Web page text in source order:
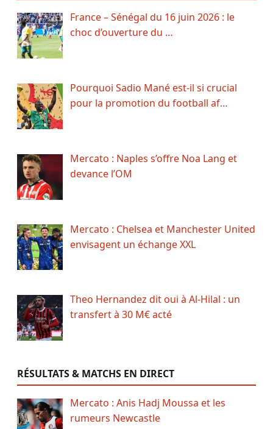
France – Sénégal du 16 juin 2026 : le
choc d’ouverture du …
Pourquoi Sadio Mané est-il si crucial
pour la promotion du football af…
Mercato : Naples s’offre Noa Lang et
devance l’OM
Mercato : Chelsea et Manchester United
envisagent un échange XXL
Theo Hernandez dit oui à Al-Hilal : un
transfert à 30 M€ acté
RÉSULTATS & MATCHS EN DIRECT
Mercato : Anis Hadj Moussa et les
rumeurs Newcastle